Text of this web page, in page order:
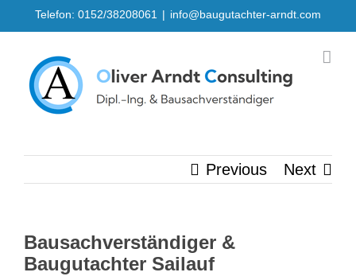
to
content
Telefon: 0152/38208061 | info@baugutachter-arndt.com
Previous Next
Bausachverständiger &
Baugutachter Sailauf